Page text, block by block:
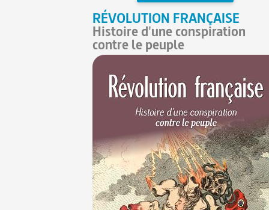
RÉVOLUTION FRANÇAISE
Histoire d'une conspiration
contre le peuple